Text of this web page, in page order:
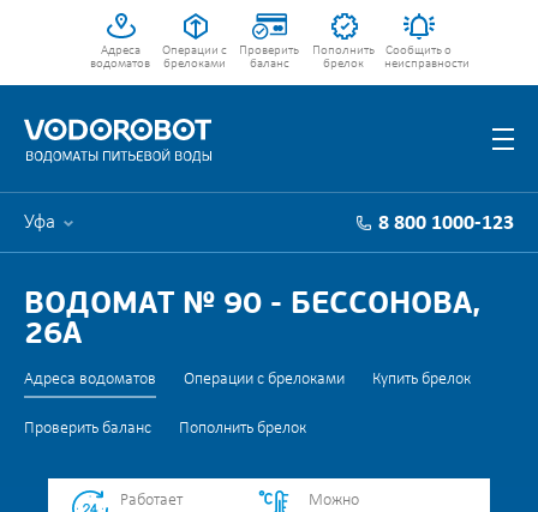
Адреса
водоматов
Операции с
брелоками
Проверить
баланс
Пополнить
брелок
Сообщить о
неисправности
Уфа 8 800 1000-123
ВОДОМАТ № 90 - БЕССОНОВА,
26А
Адреса водоматов Операции с брелоками Купить брелок
Проверить баланс Пополнить брелок
Работает
Можно